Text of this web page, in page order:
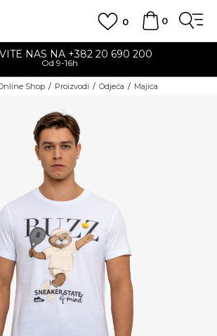
0
0
NAS NA +382 20 690 200
Od 9-16h
Shop Proizvodi Odjeća Majica